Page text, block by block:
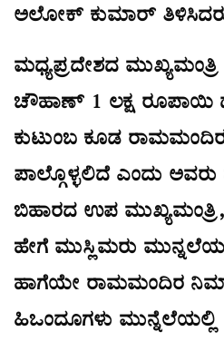
ಅಲೋಕ್ ಕುಮಾರ್
ಮಧ್ಯಪ್ರದೇಶದ
ಚೌಹಾಣ್ 1 ಲಕ್ಷ ರೂಪಾಯಿ
ಕುಟುಂಬ ಕೂಡ
ಪಾಲ್ಗೊಳ್ಳಲಿದೆ ಎಂದು
ಬಿಹಾರದ ಉಪ
ಹೇಗೆ ಮುಸ್ಲಿಮರು
ಹಾಗೆಯೇ ರಾಮಮಂದಿರ
ಹಿಒಂದೂಗಳು ಮುನ್ನೆಲೆಯಲ್ಲಿ